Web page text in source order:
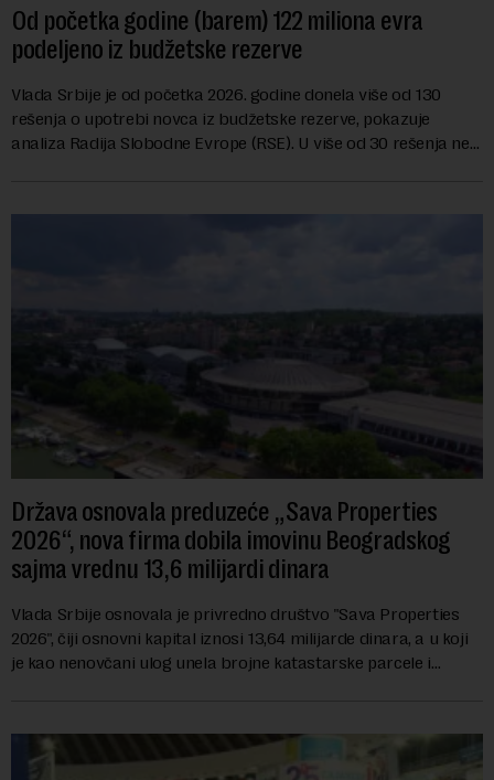
Od početka godine (barem) 122 miliona evra
podeljeno iz budžetske rezerve
Vlada Srbije je od početka 2026. godine donela više od 130
rešenja o upotrebi novca iz budžetske rezerve, pokazuje
analiza Radija Slobodne Evrope (RSE). U više od 30 rešenja ne
Država osnovala preduzeće „Sava Properties
2026“, nova firma dobila imovinu Beogradskog
sajma vrednu 13,6 milijardi dinara
Vlada Srbije osnovala je privredno društvo "Sava Properties
2026", čiji osnovni kapital iznosi 13,64 milijarde dinara, a u koji
je kao nenovčani ulog unela brojne katastarske parcele i